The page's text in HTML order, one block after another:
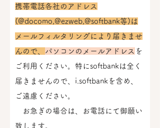
携帯電話各社のアドレス
(@docomo,@ezweb,@softbank等)は
メールフィルタリングにより届きませ
んので、 パソコンのメールアドレス を
ご利用ください。特にsoftbankは全く
届きませんので、i.softbankを含め、
ご遠慮ください。
お急ぎの場合は、お電話にて御願い
致します。